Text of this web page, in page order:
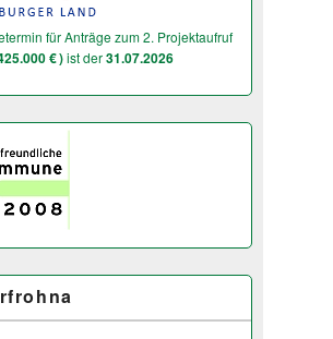
für Anträge zum 2. Projektaufruf
€ )ist der31.07.2026